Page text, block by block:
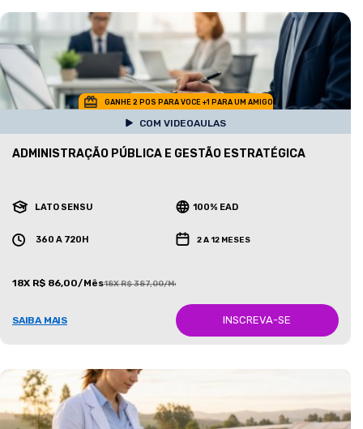
GANHE 2 POS PARA VOCE +1 PARA UM AMIGO
COM VIDEOAULAS
ADMINISTRAÇÃO PÚBLICA E GESTÃO ESTRATÉGICA
LATO SENSU 100% EAD
360 A 720H 2 A 12 MESES
18X R$ 86,00/Mês18X R$ 387,00/Mês
SAIBA MAIS INSCREVA-SE